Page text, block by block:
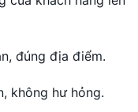
đúng địa điểm.
không hư hỏng.